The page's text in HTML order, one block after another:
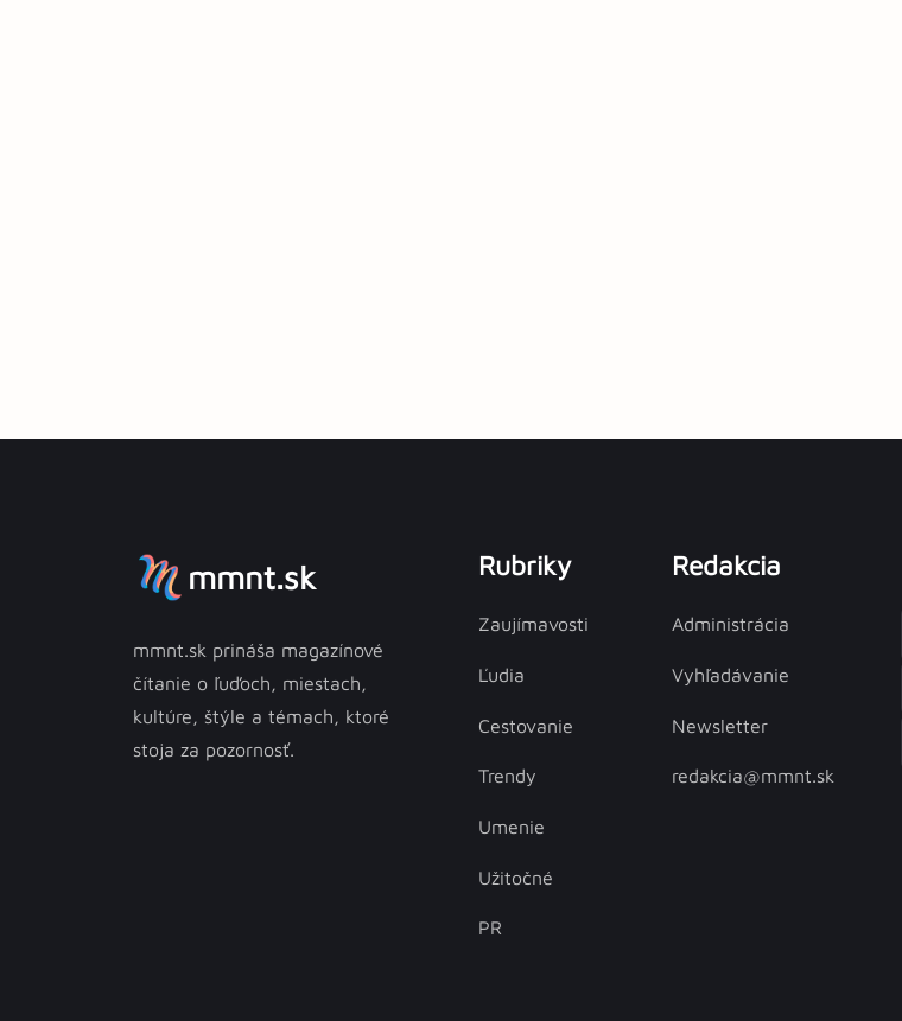
mmnt.sk
mmnt.sk prináša magazínové
čítanie o ľuďoch, miestach,
kultúre, štýle a témach, ktoré
stoja za pozornosť.
Rubriky
Zaujímavosti
Ľudia
Cestovanie
Trendy
Umenie
Užitočné
PR
Redakcia
Administrácia
Vyhľadávanie
Newsletter
redakcia@mmnt.sk